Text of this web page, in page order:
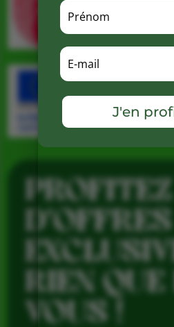
PROFITEZ
D’OFFRES
RIEN QUE
VOUS !
J'en